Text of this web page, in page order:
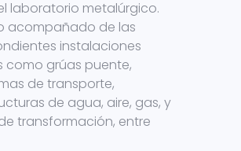
laboratorio metalúrgico.
acompañado de las
instalaciones
como grúas puente,
de transporte,
de agua, aire, gas, y
transformación, entre